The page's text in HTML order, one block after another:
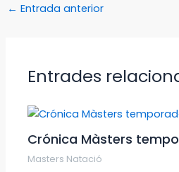
← Entrada anterior
Entrades
Crónica Màsters
Masters Natació